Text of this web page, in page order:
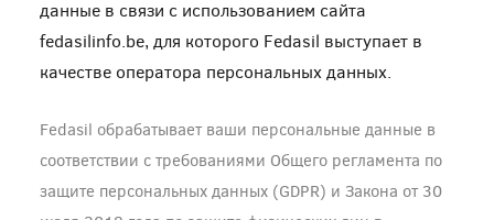
данные в связи с использованием сайта
fedasilinfo.be, для которого Fedasil выступает в
качестве оператора персональных данных.
Fedasil обрабатывает ваши персональные данные в
соответствии с требованиями Общего регламента по
защите персональных данных (GDPR) и Закона от 30